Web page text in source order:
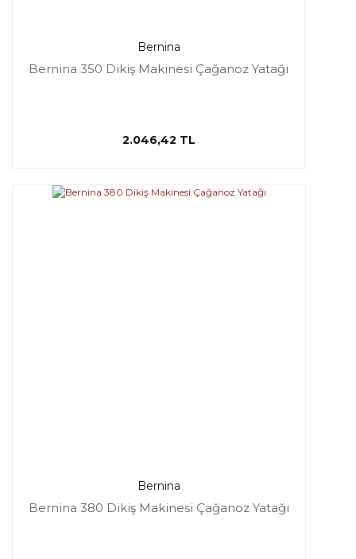
Bernina
Bernina 350 Dikiş Makinesi Çağanoz Yatağı
2.046,42 TL
Bernina
Bernina 380 Dikiş Makinesi Çağanoz Yatağı